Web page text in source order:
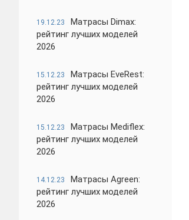
19.12.23
Матрасы Dimax:
рейтинг лучших моделей
2026
15.12.23
Матрасы EveRest:
рейтинг лучших моделей
2026
15.12.23
Матрасы Mediflex:
рейтинг лучших моделей
2026
14.12.23
Матрасы Agreen:
рейтинг лучших моделей
2026